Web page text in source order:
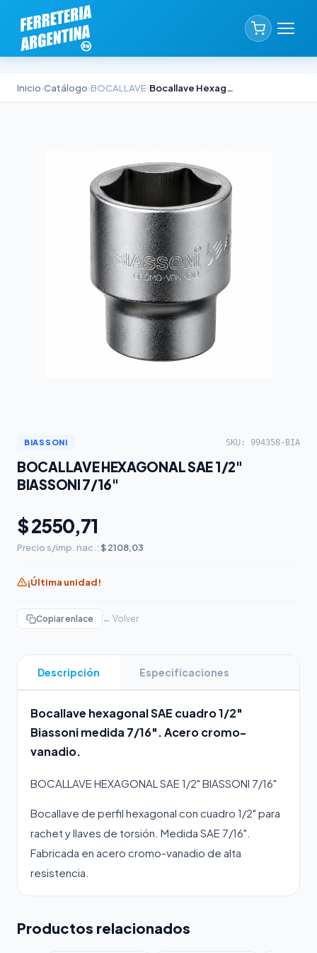
Inicio›Catálogo›BOCALLAVE› Bocallave Hexagonal SAE 1/2" Biassoni 7/16"
BIASSONI SKU: 994358-BIA
BOCALLAVE HEXAGONAL SAE 1/2"
BIASSONI 7/16"
$ 2550,71
Precio s/imp. nac.: $ 2108,03
¡Última unidad!
Copiar enlace ← Volver
Descripción Especificaciones
Bocallave hexagonal SAE cuadro 1/2"
Biassoni medida 7/16". Acero cromo-
vanadio.
BOCALLAVE HEXAGONAL SAE 1/2" BIASSONI 7/16"
Bocallave de perfil hexagonal con cuadro 1/2" para
rachet y llaves de torsión. Medida SAE 7/16".
Fabricada en acero cromo-vanadio de alta
resistencia.
Productos relacionados